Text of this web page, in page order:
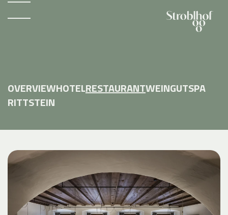
OVERVIEWHOTELRESTAURANTWEINGUTSPA
RITTSTEIN